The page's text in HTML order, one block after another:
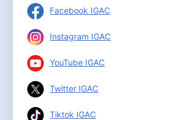
Facebook IGAC
Instagram IGAC
YouTube IGAC
Twitter IGAC
Tiktok IGAC